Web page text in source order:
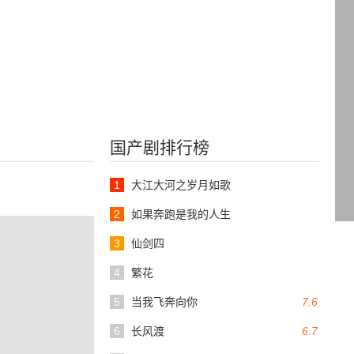
国产剧排行榜
1 大江大河之岁月如歌
2 如果奔跑是我的人生
3 仙剑四
4 繁花
7.6
5 当我飞奔向你
6.7
6 长风渡